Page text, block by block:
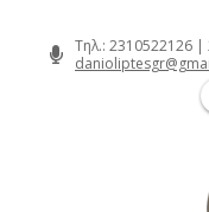
Τηλ.: 2310522126 |